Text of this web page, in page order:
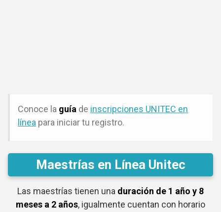
Conoce la guía de inscripciones UNITEC en
línea para iniciar tu registro.
Maestrías en Línea Unitec
Las maestrías tienen una duración de 1 año y 8
meses a 2 años, igualmente cuentan con horario